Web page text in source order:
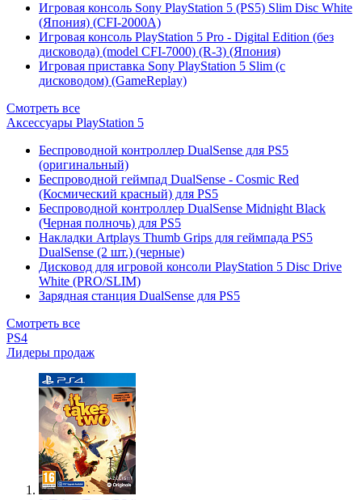
Игровая консоль Sony PlayStation 5 (PS5) Slim Disc White
(Япония) (CFI-2000A)
Игровая консоль PlayStation 5 Pro - Digital Edition (без
дисковода) (model CFI-7000) (R-3) (Япония)
Игровая приставка Sony PlayStation 5 Slim (с
дисководом) (GameReplay)
Смотреть все
Аксессуары PlayStation 5
Беспроводной контроллер DualSense для PS5
(оригинальный)
Беспроводной геймпад DualSense - Cosmic Red
(Космический красный) для PS5
Беспроводной контроллер DualSense Midnight Black
(Черная полночь) для PS5
Накладки Artplays Thumb Grips для геймпада PS5
DualSense (2 шт.) (черные)
Дисковод для игровой консоли PlayStation 5 Disc Drive
White (PRO/SLIM)
Зарядная станция DualSense для PS5
Смотреть все
PS4
Лидеры продаж